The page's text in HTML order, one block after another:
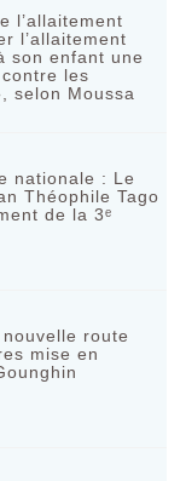
l’allaitement
l’allaitement
son enfant une
les
selon Moussa
nationale : Le
Théophile Tago
de la 3ᵉ
route
mise en